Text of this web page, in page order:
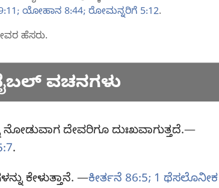
ಯೋಹಾನ 8:44; ರೋಮನ್ನರಿಗೆ 5:12.
ಹೆಸರು.
ವಚನಗಳು
ನೋಡುವಾಗ ದೇವರಿಗೂ ದುಃಖವಾಗುತ್ತದೆ.—
.
ಕೇಳುತ್ತಾನೆ. —ಕೀರ್ತನೆ 86:5; 1 ಥೆಸಲೊನೀಕ